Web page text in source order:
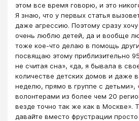
этом все время говорю, и это
Я знаю, что у первых статья
даже агрессию. Поэтому сразу
очень люблю детей, да и вообще
тоже кое-что делаю в помощь
посвящаю этому приблизительно
не считая сна», «да, я бывала в
количестве детских домов и даже
неделю, прямо в группе с детьми»,
волонтерами из более чем 20
везде точно так же как в Москве».
давайте вместо фрустрации